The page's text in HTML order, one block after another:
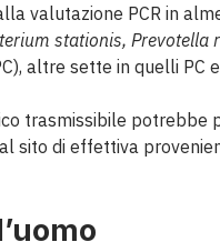
valutazione PCR in
stationis, Prevotella
altre sette in quelli PC
trasmissibile potrebbe
sito di effettiva